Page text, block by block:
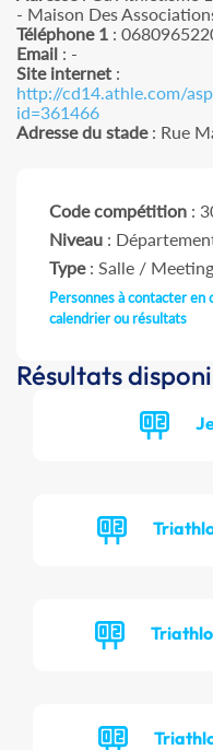
- Maison Des
Téléphone 1 :
Email : -
Site internet :
http://cd14.athle.com/
id=361466
Adresse du stade: Rue
Code compétition :
Niveau :
Type: Salle /
Personnes à contacter en
calendrier ou résultats
Résultats